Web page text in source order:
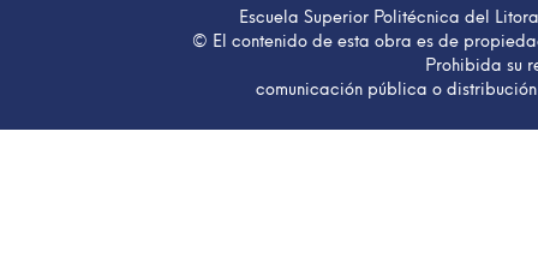
Escuela Superior Politécnica del
© El contenido de esta obra es de
Prohibida su
comunicación pública o